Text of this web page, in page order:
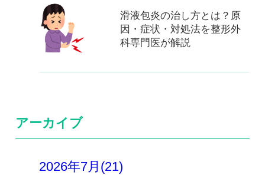
滑液包炎の治し方とは？原
因・症状・対処法を整形外
科専門医が解説
アーカイブ
2026年7月(21)